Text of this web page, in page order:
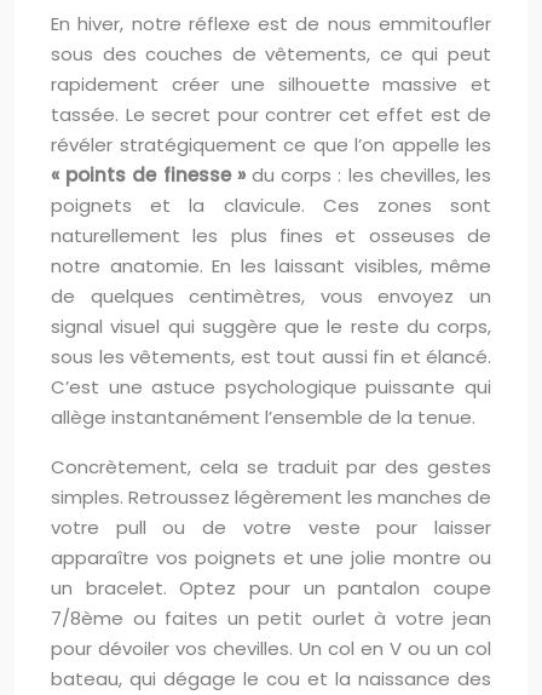
En hiver, notre réflexe est de nous emmitoufler
sous des couches de vêtements, ce qui peut
rapidement créer une silhouette massive et
tassée. Le secret pour contrer cet effet est de
révéler stratégiquement ce que l’on appelle les
« points de finesse »du corps : les chevilles, les
poignets et la clavicule. Ces zones sont
naturellement les plus fines et osseuses de
notre anatomie. En les laissant visibles, même
de quelques centimètres, vous envoyez un
signal visuel qui suggère que le reste du corps,
sous les vêtements, est tout aussi fin et élancé.
C’est une astuce psychologique puissante qui
allège instantanément l’ensemble de la tenue.
Concrètement, cela se traduit par des gestes
simples. Retroussez légèrement les manches de
votre pull ou de votre veste pour laisser
apparaître vos poignets et une jolie montre ou
un bracelet. Optez pour un pantalon coupe
7/8ème ou faites un petit ourlet à votre jean
pour dévoiler vos chevilles. Un col en V ou un col
bateau, qui dégage le cou et la naissance des